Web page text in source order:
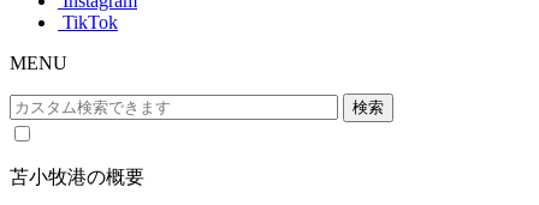
TikTok
MENU
苫小牧港の概要